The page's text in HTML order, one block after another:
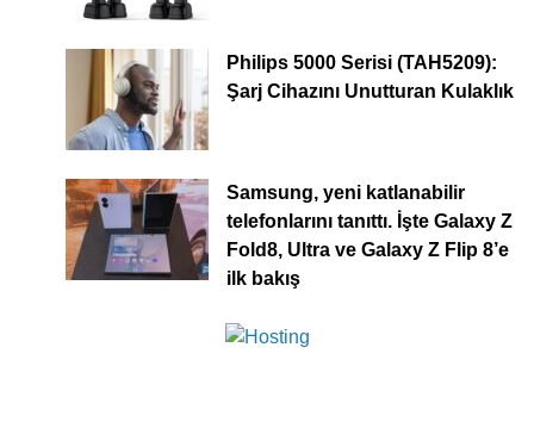
Philips 5000 Serisi (TAH5209):
Şarj Cihazını Unutturan Kulaklık
Samsung, yeni katlanabilir
telefonlarını tanıttı. İşte Galaxy Z
Fold8, Ultra ve Galaxy Z Flip 8’e
ilk bakış